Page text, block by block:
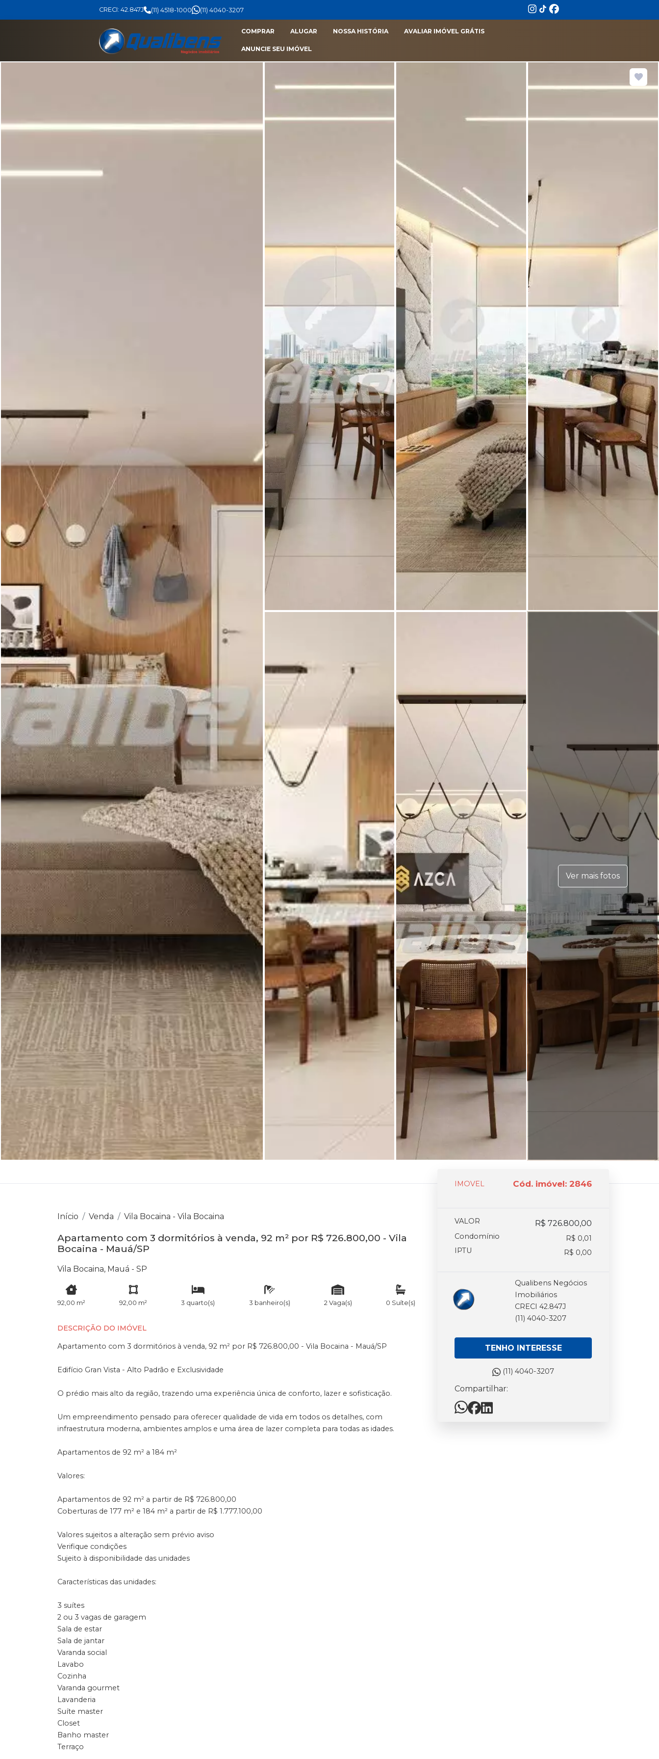
CRECI: 42.847J (11) 4518-1000 (11) 4040-3207
COMPRAR ALUGAR NOSSA HISTÓRIA AVALIAR IMÓVEL GRÁTIS
ANUNCIE SEU IMÓVEL
Ver mais fotos
Início Venda Vila Bocaina - Vila Bocaina
Apartamento com 3 dormitórios à venda, 92 m² por R$ 726.800,00 - Vila
Bocaina - Mauá/SP
Vila Bocaina, Mauá - SP
92,00 m² 92,00 m² 3 quarto(s) 3 banheiro(s) 2 Vaga(s) 0 Suíte(s)
DESCRIÇÃO DO IMÓVEL
Apartamento com 3 dormitórios à venda, 92 m² por R$ 726.800,00 - Vila Bocaina - Mauá/SP
Edifício Gran Vista - Alto Padrão e Exclusividade
O prédio mais alto da região, trazendo uma experiência única de conforto, lazer e sofisticação.
Um empreendimento pensado para oferecer qualidade de vida em todos os detalhes, com
infraestrutura moderna, ambientes amplos e uma área de lazer completa para todas as idades.
Apartamentos de 92 m² a 184 m²
Valores:
Apartamentos de 92 m² a partir de R$ 726.800,00
Coberturas de 177 m² e 184 m² a partir de R$ 1.777.100,00
Valores sujeitos a alteração sem prévio aviso
Verifique condições
Sujeito à disponibilidade das unidades
Características das unidades:
3 suítes
2 ou 3 vagas de garagem
Sala de estar
Sala de jantar
Varanda social
Lavabo
Cozinha
Varanda gourmet
Lavanderia
Suíte master
Closet
Banho master
Terraço
IMOVEL Cód. imóvel: 2846
VALOR R$ 726.800,00
Condomínio
R$ 0,01
IPTU
R$ 0,00
Qualibens Negócios
Imobiliários
CRECI 42.847J
(11) 4040-3207
TENHO INTERESSE
(11) 4040-3207
Compartilhar: